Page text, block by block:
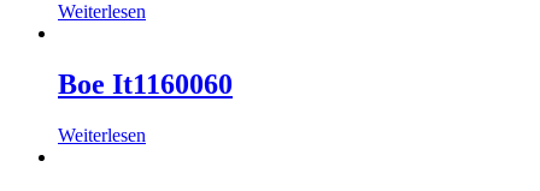
Weiterlesen
Boe It1160060
Weiterlesen